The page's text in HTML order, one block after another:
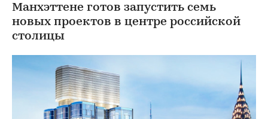
Манхэттене готов запустить семь
новых проектов в центре российской
столицы